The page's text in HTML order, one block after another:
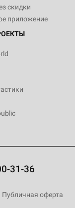
скидки
приложение
31-36
Публичная оферта